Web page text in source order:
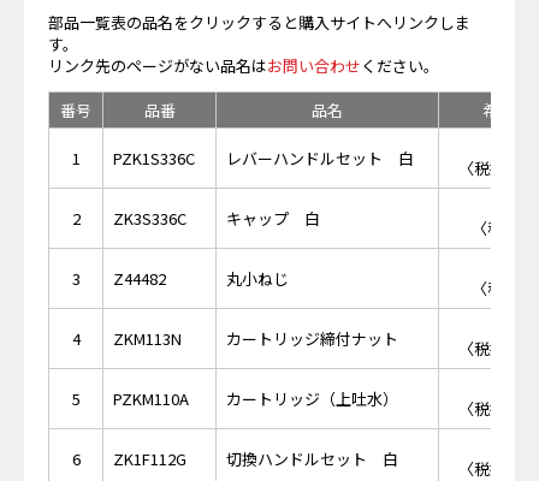
部品一覧表の品名をクリックすると購入サイトへリンクしま
す。
リンク先のページがない品名はお問い合わせください。
番号
品番 品名 希望小
1 PZK1S336C レバーハンドルセット 白
〈税抜価
2 ZK3S336C キャップ 白
〈税抜
3 Z44482 丸小ねじ
〈税抜
4 ZKM113N カートリッジ締付ナット
〈税抜価
5 PZKM110A カートリッジ（上吐水）
〈税抜価
6 ZK1F112G 切換ハンドルセット 白
〈税抜価